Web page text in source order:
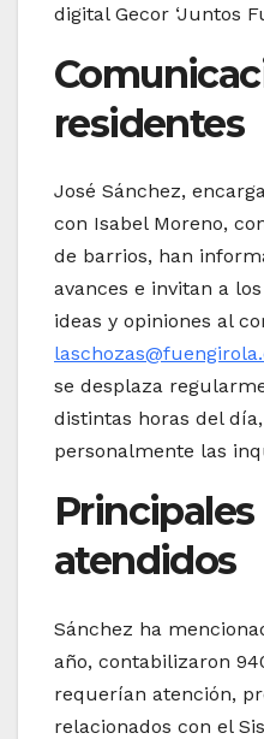
digital Gecor ‘Juntos
residentes
José Sánchez,
con Isabel Moreno,
de barrios, han
avances e invitan a
ideas y opiniones al
se desplaza
distintas horas del
personalmente las
atendidos
Sánchez ha
año, contabilizaron
requerían atención,
relacionados con el